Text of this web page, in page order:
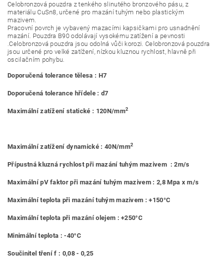
Celobronzová pouzdra z tenkého slinutého bronzového pásu, z
materiálu CuSn8, určené pro mazání tuhým nebo plastickým
mazivem.
Pracovní povrch je vybavený mazacími kapsičkami pro usnadnění
mazání. Pouzdra B90 odolávají vysokému zatížení a pevnosti
.Celobronzová pouzdra jsou odolná vůči korozi. Celobronzová pouzdra
jsou určené pro velké zatížení, nízkou kluznou rychlost, hlavně při
oscilačním pohybu.
Doporučená tolerance tělesa : H7
Doporučená tolerance hřídele : d7
Maximální zatížení statické : 120N/mm2
Maximální zatížení dynamické : 40N/mm2
Přípustná kluzná rychlost při mazání tuhým mazivem : 2m/s
Maximální pV faktor při mazání tuhým mazivem : 2,8 Mpa x m/s
Maximální teplota při mazání tuhým mazivem : +150°C
Maximální teplota při mazání olejem : +250°C
Minimální teplota : -40°C
Součinitel tření f : 0,08 - 0,25